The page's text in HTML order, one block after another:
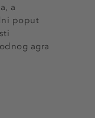
a
poput
agra